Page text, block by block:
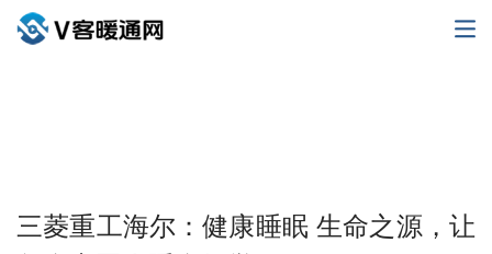
三菱重工海尔：健康睡眠 生命之源，让